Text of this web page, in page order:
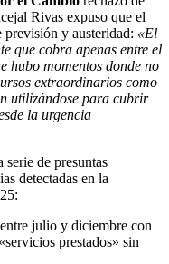
Rivas expuso que el
y austeridad: «El
que cobra apenas entre el
hubo momentos donde no
extraordinarios como
utilizándose para cubrir
la urgencia
de presuntas
detectadas en la
entre julio y diciembre con
prestados» sin